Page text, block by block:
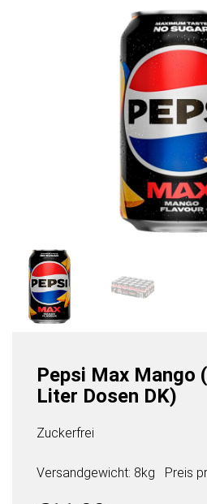
Pepsi Max Mango
Liter Dosen DK)
Zuckerfrei
Versandgewicht: 8kg Preis